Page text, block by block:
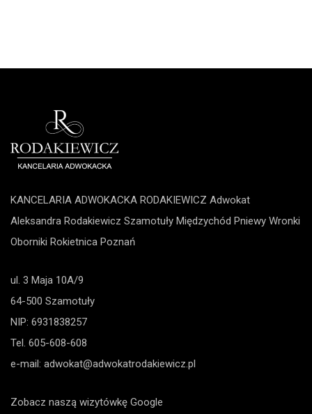
KANCELARIA ADWOKACKA RODAKIEWICZ Adwokat
Aleksandra Rodakiewicz Szamotuły Międzychód Pniewy Wronki
Oborniki Rokietnica Poznań
ul. 3 Maja 10A/9
64-500 Szamotuły
NIP: 6931838257
Tel. 605-608-608
e-mail: adwokat@adwokatrodakiewicz.pl
Zobacz naszą wizytówkę Google